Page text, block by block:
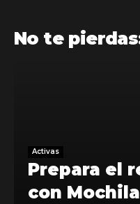
No te
Activas
Prepara el
con